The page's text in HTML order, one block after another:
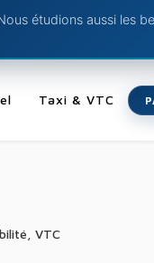
étudions aussi les
Taxi & VTC
VTC